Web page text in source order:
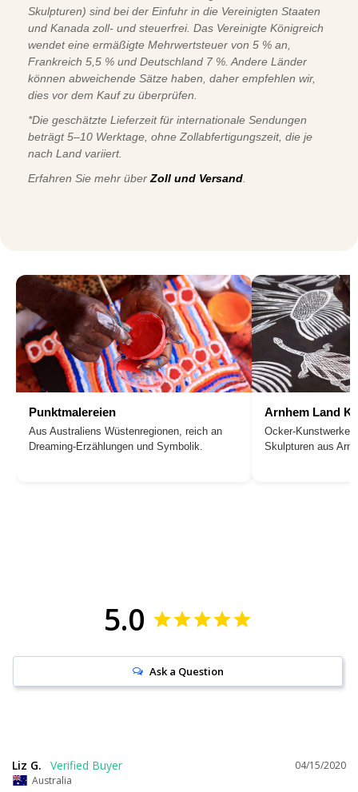
Skulpturen) sind bei der Einfuhr in die Vereinigten Staaten
und Kanada zoll- und steuerfrei. Das Vereinigte Königreich
wendet eine ermäßigte Mehrwertsteuer von 5 % an,
Frankreich 5,5 % und Deutschland 7 %. Andere Länder
können abweichende Sätze haben, daher empfehlen wir,
dies vor dem Kauf zu überprüfen.
*Die geschätzte Lieferzeit für internationale Sendungen
beträgt 5–10 Werktage, ohne Zollabfertigungszeit, die je
nach Land variiert.
Erfahren Sie mehr über Zoll und Versand
Punktmalereien
Aus Australiens Wüstenregionen, reich an
Dreaming-Erzählungen und Symbolik.
Arnhem Land
Ocker-Kunstwerke,
Skulpturen aus
5.0
Ask a Question
04/15/2020
Liz G.
Australia